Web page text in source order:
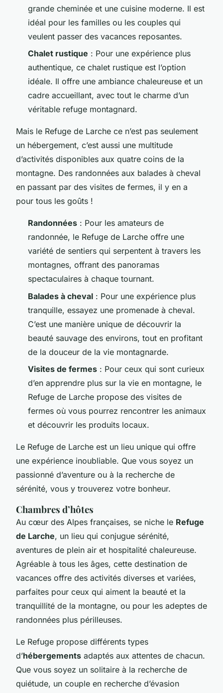
grande cheminée et une cuisine moderne. Il est
idéal pour les familles ou les couples qui
veulent passer des vacances reposantes.
Chalet rustique : Pour une expérience plus
authentique, ce chalet rustique est l’option
idéale. Il offre une ambiance chaleureuse et un
cadre accueillant, avec tout le charme d’un
véritable refuge montagnard.
Mais le Refuge de Larche ce n’est pas seulement
un hébergement, c’est aussi une multitude
d’activités disponibles aux quatre coins de la
montagne. Des randonnées aux balades à cheval
en passant par des visites de fermes, il y en a
pour tous les goûts !
Randonnées : Pour les amateurs de
randonnée, le Refuge de Larche offre une
variété de sentiers qui serpentent à travers les
montagnes, offrant des panoramas
spectaculaires à chaque tournant.
Balades à cheval : Pour une expérience plus
tranquille, essayez une promenade à cheval.
C’est une manière unique de découvrir la
beauté sauvage des environs, tout en profitant
de la douceur de la vie montagnarde.
Visites de fermes : Pour ceux qui sont curieux
d’en apprendre plus sur la vie en montagne, le
Refuge de Larche propose des visites de
fermes où vous pourrez rencontrer les animaux
et découvrir les produits locaux.
Le Refuge de Larche est un lieu unique qui offre
une expérience inoubliable. Que vous soyez un
passionné d’aventure ou à la recherche de
sérénité, vous y trouverez votre bonheur.
Chambres d’hôtes
Au cœur des Alpes françaises, se niche le Refuge
de Larche, un lieu qui conjugue sérénité,
aventures de plein air et hospitalité chaleureuse.
Agréable à tous les âges, cette destination de
vacances offre des activités diverses et variées,
parfaites pour ceux qui aiment la beauté et la
tranquillité de la montagne, ou pour les adeptes de
randonnées plus périlleuses.
Le Refuge propose différents types
d’hébergements adaptés aux attentes de chacun.
Que vous soyez un solitaire à la recherche de
quiétude, un couple en recherche d’évasion